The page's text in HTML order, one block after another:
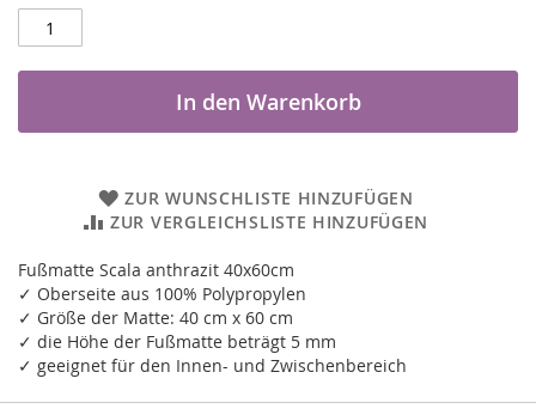
In den Warenkorb
ZUR WUNSCHLISTE HINZUFÜGEN
ZUR VERGLEICHSLISTE HINZUFÜGEN
Fußmatte Scala anthrazit 40x60cm
✓ Oberseite aus 100% Polypropylen
✓ Größe der Matte: 40 cm x 60 cm
✓ die Höhe der Fußmatte beträgt 5 mm
✓ geeignet für den Innen- und Zwischenbereich